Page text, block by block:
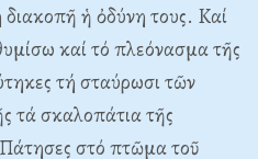
ἡ ὀδύνη τους. Kαί
καί τό πλεόνασμα τῆς
τή σταύρωσι τῶν
τά σκαλοπάτια τῆς
στό πτῶμα τοῦ